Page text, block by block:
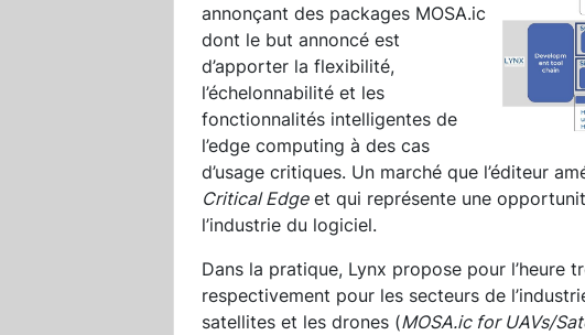
annonçant des packages MOSA.ic
dont le but annoncé est
d’apporter la flexibilité,
l’échelonnabilité et les
fonctionnalités intelligentes de
l’edge computing à des cas
d’usage critiques. Un marché que l’éditeur
Critical Edgeet qui représente une
l’industrie du logiciel.
Dans la pratique, Lynx propose pour l’heure
respectivement pour les secteurs de
satellites et les drones (MOSA.ic for UAVs/